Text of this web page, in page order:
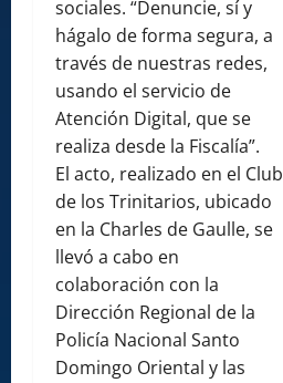
sociales. “Denuncie, sí y
hágalo de forma segura, a
través de nuestras redes,
usando el servicio de
Atención Digital, que se
realiza desde la Fiscalía”.
El acto, realizado en el Club
de los Trinitarios, ubicado
en la Charles de Gaulle, se
llevó a cabo en
colaboración con la
Dirección Regional de la
Policía Nacional Santo
Domingo Oriental y las